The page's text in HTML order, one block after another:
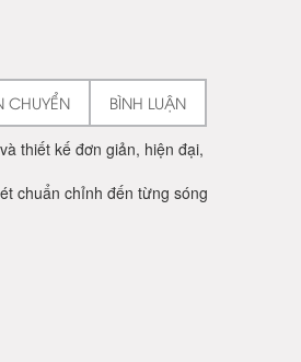
CHUYỂN BÌNH LUẬN
thiết kế đơn giản, hiện đại,
chuẩn chỉnh đến từng sóng